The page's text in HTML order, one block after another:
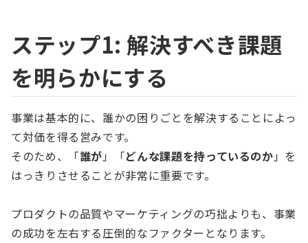
ステップ1: 解決すべき課題
を明らかにする
事業は基本的に、誰かの困りごとを解決することによっ
て対価を得る営みです。
そのため、「誰が 」「どんな課題を持っているのか 」を
はっきりさせることが非常に重要です。
プロダクトの品質やマーケティングの巧拙よりも、事業
の成功を左右する圧倒的なファクターとなります。